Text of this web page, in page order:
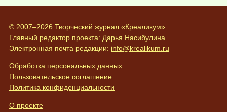
© 2007–2026 Творческий журнал «Креаликум»
Главный редактор проекта: Дарья Насибулина
Электронная почта редакции: info@krealikum.ru
Обработка персональных данных:
Пользовательское соглашение
Политика конфиденциальности
О проекте